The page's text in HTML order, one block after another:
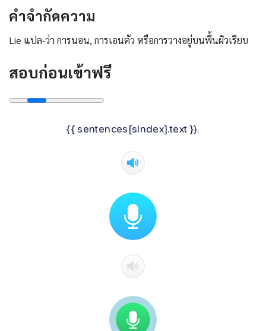
คําจํากัดความ
Lie แปล-ว่า การนอน, การเอนตัว หรือการวางอยู่บนพื้นผิวเรียบ
สอบก่อนเข้าฟรี
{{ sentences[sIndex].text }}.